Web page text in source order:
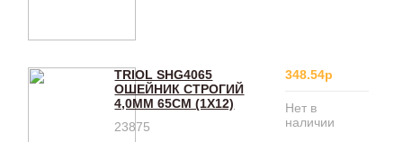
TRIOL SHG4065
ОШЕЙНИК СТРОГИЙ
4,0ММ 65СМ (1Х12)
23875
348.54р
Нет в
наличии